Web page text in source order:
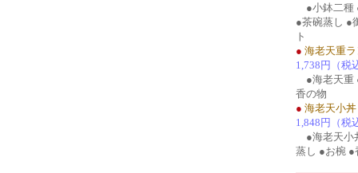
●小鉢二種
●茶碗蒸し ●
ト
● 海老天重
1,738円（税
●海老天重
香の物
● 海老天小
1,848円（税
●海老天小
蒸し ●お椀 ●